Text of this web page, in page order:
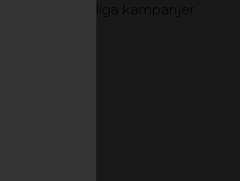
och tillfälliga kampanjer.